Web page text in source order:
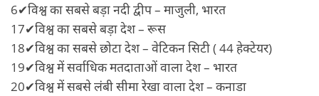
6✔विश्व का सबसे बड़ा नदी द्वीप – माजुली, भारत
17✔विश्व का सबसे बड़ा देश – रूस
18✔विश्व का सबसे छोटा देश – वेटिकन सिटी ( 44 हेक्टेयर)
19✔विश्व में सर्वाधिक मतदाताओं वाला देश – भारत
20✔विश्व में सबसे लंबी सीमा रेखा वाला देश – कनाडा